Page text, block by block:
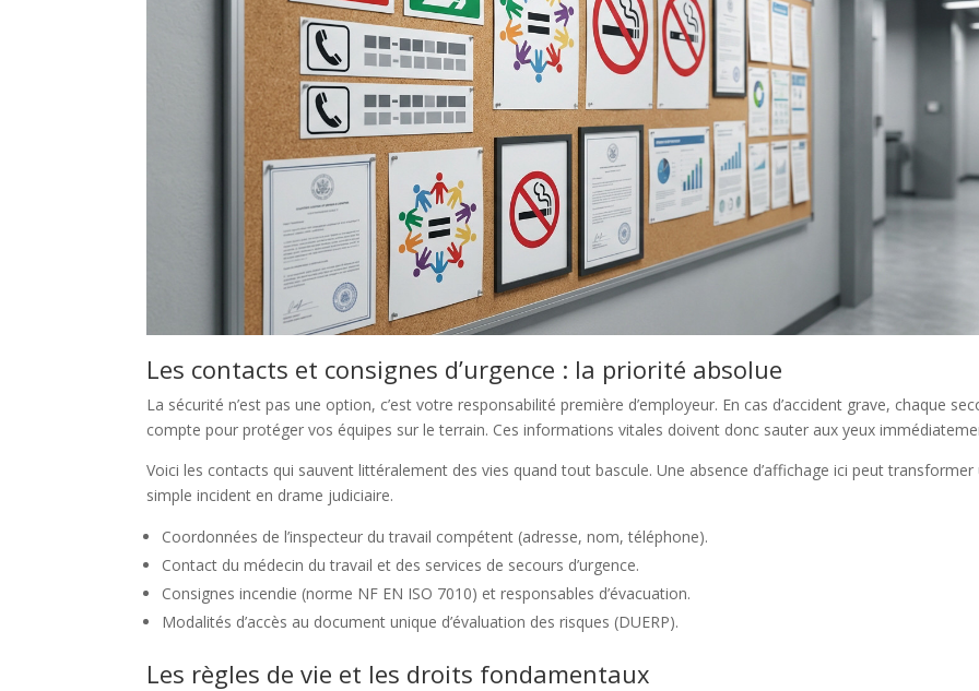
Les contacts et consignes d’urgence : la priorité absolue
La sécurité n’est pas une option, c’est votre responsabilité première d’employeur. En cas d’accident grave, chaque
compte pour protéger vos équipes sur le terrain. Ces informations vitales doivent donc sauter aux yeux
Voici les contacts qui sauvent littéralement des vies quand tout bascule. Une absence d’affichage ici peut transformer
simple incident en drame judiciaire.
Coordonnées de l’inspecteur du travail compétent (adresse, nom, téléphone).
Contact du médecin du travail et des services de secours d’urgence.
Consignes incendie (norme NF EN ISO 7010) et responsables d’évacuation.
Modalités d’accès au document unique d’évaluation des risques (DUERP).
Les règles de vie et les droits fondamentaux